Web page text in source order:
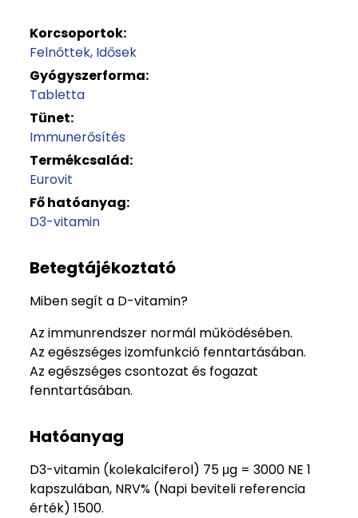
Korcsoportok:
Felnőttek Idősek
Gyógyszerforma:
Tabletta
Tünet:
Immunerősítés
Termékcsalád:
Eurovit
Fő hatóanyag:
D3-vitamin
Betegtájékoztató
Miben segít a D-vitamin?
Az immunrendszer normál működésében.
Az egészséges izomfunkció fenntartásában.
Az egészséges csontozat és fogazat
fenntartásában.
Hatóanyag
D3-vitamin (kolekalciferol) 75 μg = 3000 NE 1
kapszulában, NRV% (Napi beviteli referencia
érték) 1500.